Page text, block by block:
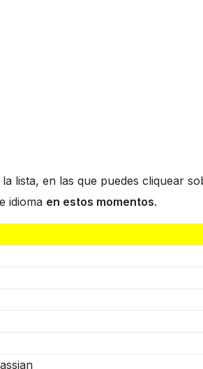
lista, en las que puedes cliquear
idioma en estos momentos.